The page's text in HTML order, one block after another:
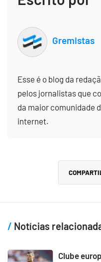
Gremistas
Esse é o blog da
pelos jornalistas que
da maior comunidade
internet.
Notícias
Clube